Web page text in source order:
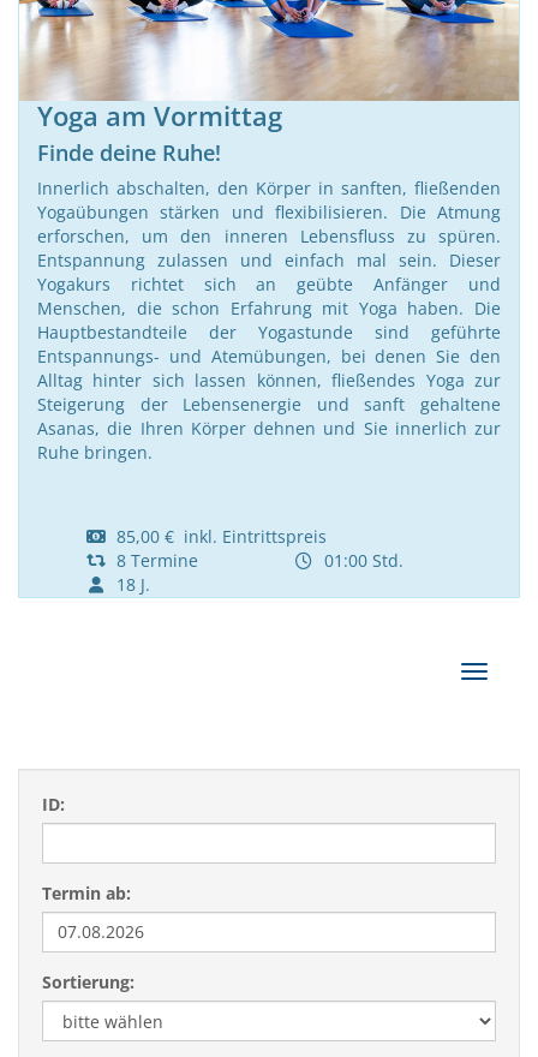
Yoga am Vormittag
Finde deine Ruhe!
Innerlich abschalten, den Körper in sanften, fließenden
Yogaübungen stärken und flexibilisieren. Die Atmung
erforschen, um den inneren Lebensfluss zu spüren.
Entspannung zulassen und einfach mal sein. Dieser
Yogakurs richtet sich an geübte Anfänger und
Menschen, die schon Erfahrung mit Yoga haben. Die
Hauptbestandteile der Yogastunde sind geführte
Entspannungs- und Atemübungen, bei denen Sie den
Alltag hinter sich lassen können, fließendes Yoga zur
Steigerung der Lebensenergie und sanft gehaltene
Asanas, die Ihren Körper dehnen und Sie innerlich zur
Ruhe bringen.
85,00 € inkl. Eintrittspreis
8 Termine
01:00 Std.
18 J.
ID:
Termin ab:
Sortierung: